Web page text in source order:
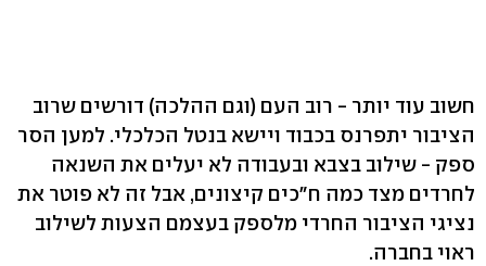
חשוב עוד יותר - רוב העם (וגם ההלכה) דורשים שרוב
הציבור יתפרנס בכבוד ויישא בנטל הכלכלי. למען הסר
ספק - שילוב בצבא ובעבודה לא יעלים את השנאה
לחרדים מצד כמה ח"כים קיצונים, אבל זה לא פוטר את
נציגי הציבור החרדי מלספק בעצמם הצעות לשילוב
ראוי בחברה.